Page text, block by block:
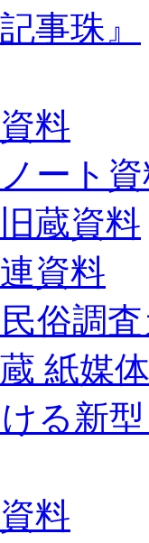
事珠』
料
ート
蔵資料
資料
俗調査
紙媒
る新
料